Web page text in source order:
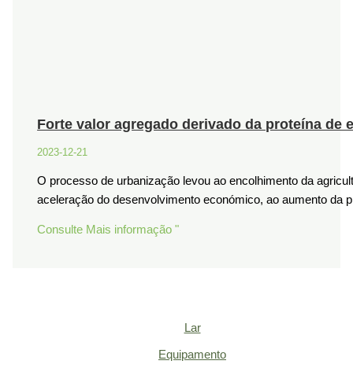
Forte valor agregado derivado da proteína de
2023-12-21
O processo de urbanização levou ao encolhimento da
aceleração do desenvolvimento económico, ao aumento da
Consulte Mais informação "
Lar
Equipamento